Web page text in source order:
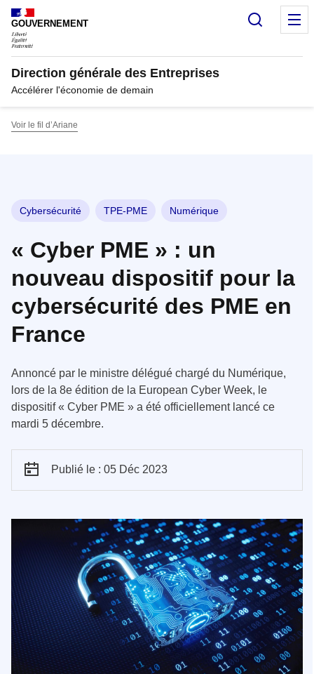
Panneau de gestion des cookies
GOUVERNEMENT
Direction générale des Entreprises
Accélérer l'économie de demain
Voir le fil d’Ariane
Cybersécurité TPE-PME Numérique
« Cyber PME » : un
nouveau dispositif pour la
cybersécurité des PME en
France
Annoncé par le ministre délégué chargé du Numérique,
lors de la 8e édition de la European Cyber Week, le
dispositif « Cyber PME » a été officiellement lancé ce
mardi 5 décembre.
Publié le : 05 Déc 2023